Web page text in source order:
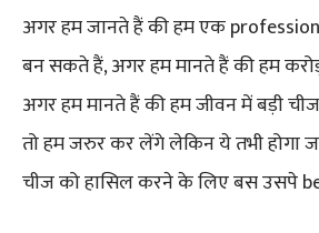
अगर हम जानते हैं की हम एक
बन सकते हैं, अगर हम मानते हैं की हम
अगर हम मानते हैं की हम जीवन में बड़ी
तो हम जरुर कर लेंगे लेकिन ये तभी होगा
चीज को हासिल करने के लिए बस उसपे